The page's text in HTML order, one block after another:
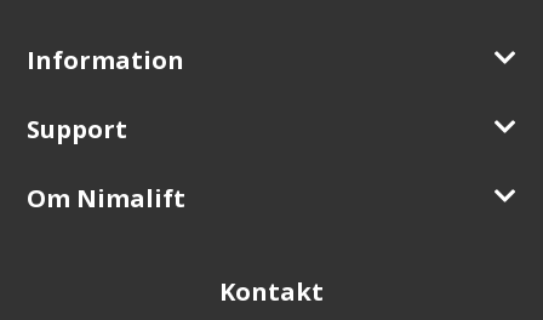
Information
Support
Om Nimalift
Kontakt